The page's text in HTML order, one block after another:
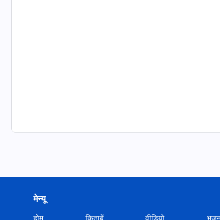
मेन्यू
होम किताबें वीडियो